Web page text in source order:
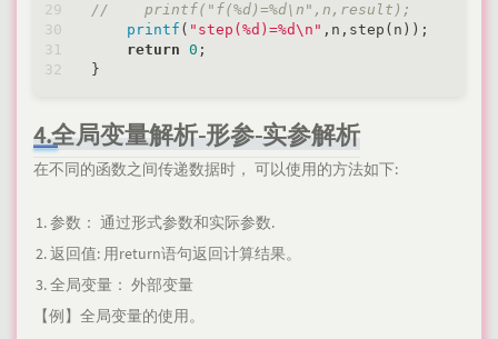
//    printf("f(%d)=%d\n",n,result);
printf ( "step(%d)=%d\n" ,n,step(n));
return 0 ;
4.全局变量解析-形参-实参解析
在不同的函数之间传递数据时， 可以使用的方法如下:
参数： 通过形式参数和实际参数.
返回值: 用return语句返回计算结果。
全局变量： 外部变量
【例】全局变量的使用。